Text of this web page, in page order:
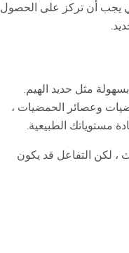
يجب أن تركز على الحصول
مثل حديد الهيم.
وعصائر الحمضيات ،
مستوياتك الطبيعية.
، لكن التفاعل قد يكون